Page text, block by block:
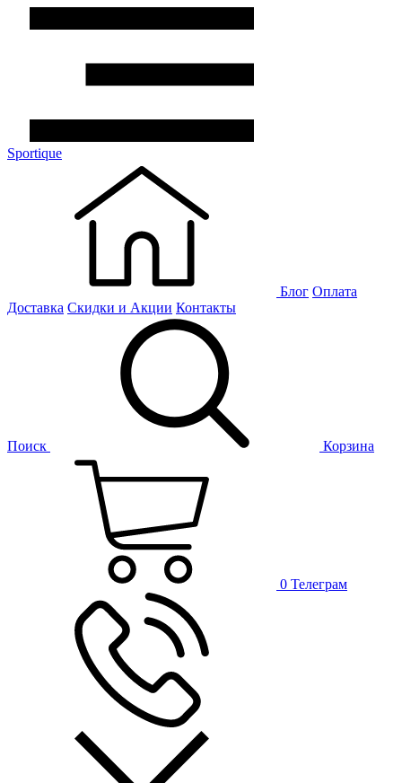
Sportique
Блог Оплата
Доставка Скидки и Акции Контакты
Поиск Корзина
0 Телеграм